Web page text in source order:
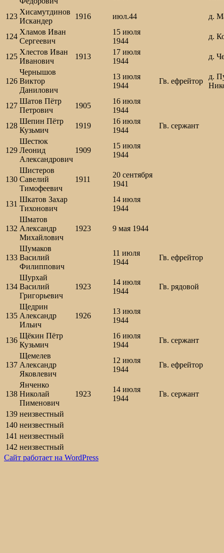
123
Хисамутдинов
Искандер
1916 июл.44 д.
124
Хламов Иван
Сергеевич
15 июля
1944
д.
125
Хлестов Иван
Иванович
1913
17 июля
1944
д.
126
Чернышов
Виктор
Данилович
13 июля
1944
Гв. ефрейтор
д.
127
Шатов Пётр
Петрович
1905
16 июля
1944
128
Шепин Пётр
Кузьмич
1919
16 июля
1944
Гв. сержант
129
Шестюк
Леонид
Александрович
1909
15 июля
1944
130
Шистеров
Савелий
Тимофеевич
1911
20 сентября
1941
131
Шкатов Захар
Тихонович
14 июля
1944
132
Шматов
Александр
Михайлович
1923 9 мая 1944
133
Шумаков
Василий
Филиппович
11 июля
1944
Гв. ефрейтор
134
Шурхай
Василий
Григорьевич
1923
14 июля
1944
Гв. рядовой
135
Щедрин
Александр
Ильич
1926
13 июля
1944
136
Щёкин Пётр
Кузьмич
16 июля
1944
Гв. сержант
137
Щемелев
Александр
Яковлевич
12 июля
1944
Гв. ефрейтор
138
Янченко
Николай
Пименович
1923
14 июля
1944
Гв. сержант
139 неизвестный
140 неизвестный
141 неизвестный
142 неизвестный
Сайт работает на WordPress